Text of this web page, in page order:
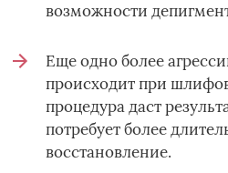
возможности
Еще одно более
происходит при
процедура даст
потребует более
восстановление.